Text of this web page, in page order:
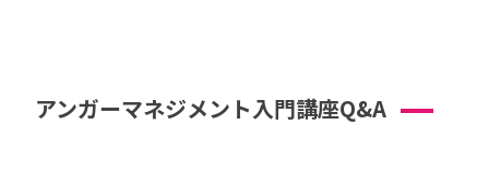
アンガーマネジメント入門講座Q&A